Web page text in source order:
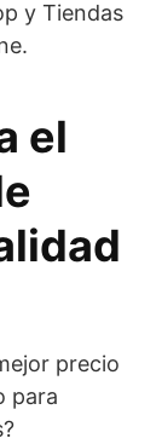
y Tiendas
el
precio
para